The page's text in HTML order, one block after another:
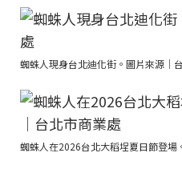
蜘蛛人現身台北迪化街。圖片來源｜
蜘蛛人在2026台北大稻埕夏日節登場